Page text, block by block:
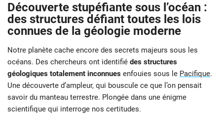
Découverte stupéfiante sous l’océan :
des structures défiant toutes les lois
connues de la géologie moderne
Notre planète cache encore des secrets majeurs sous les
océans. Des chercheurs ont identifié des structures
géologiques totalement inconnues enfouies sous le Pacifique.
Une découverte d’ampleur, qui bouscule ce que l’on pensait
savoir du manteau terrestre. Plongée dans une énigme
scientifique qui interroge nos certitudes.